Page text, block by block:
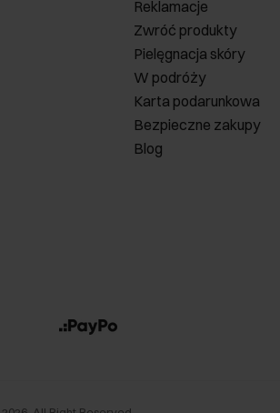
Reklamacje
Zwróć produkty
Pielęgnacja skóry
W podróży
Karta podarunkowa
Bezpieczne zakupy
Blog